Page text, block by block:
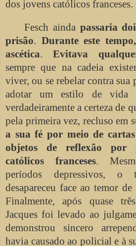
dos jovens católicos franceses.
Fesch ainda passaria
prisão. Durante este
ascética. Evitava
sempre que na cadeia
viver, ou se rebelar contra sua
adotar um estilo de vida
verdadeiramente a certeza de
pela primeira vez, recluso em
a sua fé por meio de
objetos de reflexão por
católicos franceses.
períodos depressivos, o
desapareceu face ao temor
Finalmente, após quase
Jacques foi levado ao
demonstrou sincero
havia causado ao policial e à